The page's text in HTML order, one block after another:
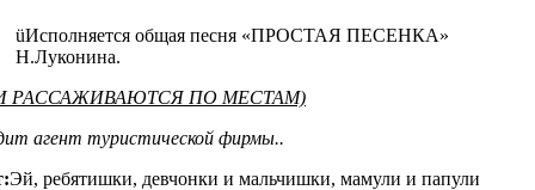
üИсполняется общая песня «ПРОСТАЯ ПЕСЕНКА»
Н.Луконина.
РАССАЖИВАЮТСЯ ПО МЕСТАМ)
агент туристической фирмы..
Эй, ребятишки, девчонки и мальчишки, мамули и папули